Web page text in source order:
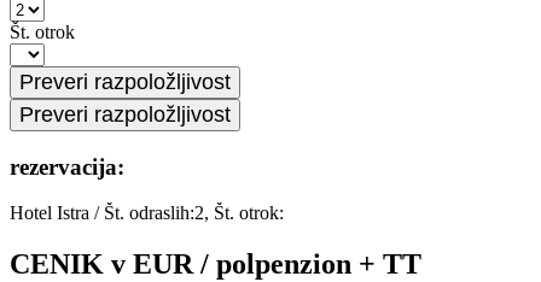
Št. otrok
rezervacija:
Hotel Istra / Št. odraslih:2, Št. otrok:
CENIK v EUR / polpenzion + TT